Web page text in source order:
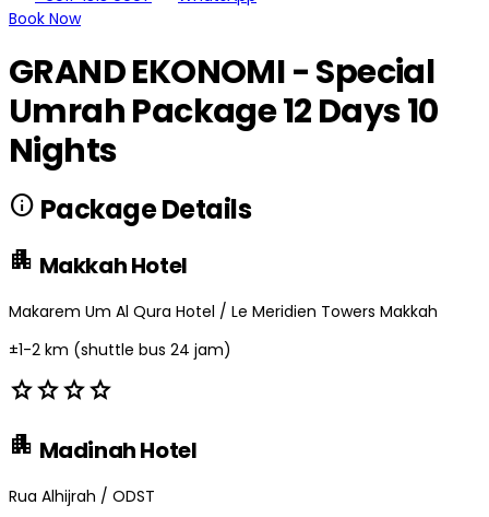
Book Now
GRAND EKONOMI - Special
Umrah Package 12 Days 10
Nights
info Package Details
apartment Makkah Hotel
Makarem Um Al Qura Hotel / Le Meridien Towers Makkah
±1-2 km (shuttle bus 24 jam)
starstarstarstar
apartment Madinah Hotel
Rua Alhijrah / ODST